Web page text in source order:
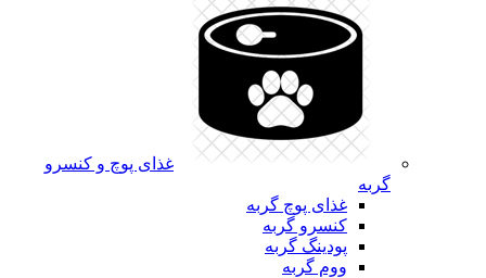
غذای پوچ و کنسرو
گربه
غذای پوچ گربه
کنسرو گربه
پودینگ گربه
ووم گربه